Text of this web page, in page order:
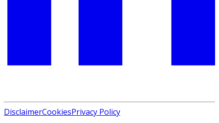
DisclaimerCookiesPrivacy Policy